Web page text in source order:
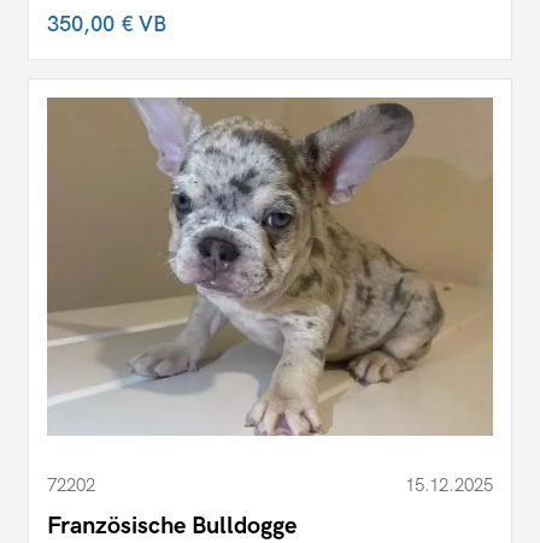
350,00 €VB
72202 15.12.2025
Französische Bulldogge